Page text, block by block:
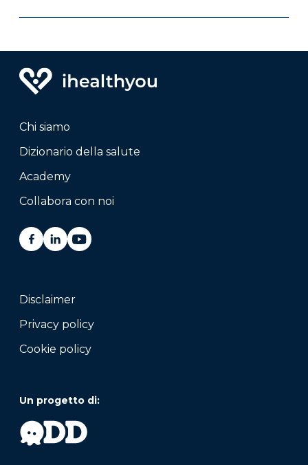
Chi siamo
Dizionario della salute
Academy
Collabora con noi
Disclaimer
Privacy policy
Cookie policy
Un progetto di: